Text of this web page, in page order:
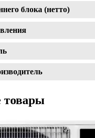
блока (нетто)
товары